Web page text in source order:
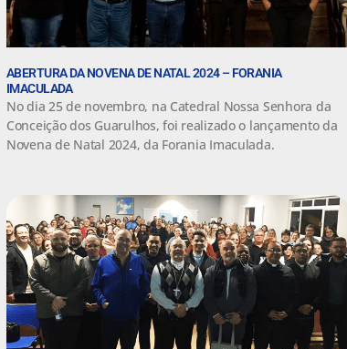
ABERTURA DA NOVENA DE NATAL 2024 – FORANIA
IMACULADA
No dia 25 de novembro, na Catedral Nossa Senhora da
Conceição dos Guarulhos, foi realizado o lançamento da
Novena de Natal 2024, da Forania Imaculada.